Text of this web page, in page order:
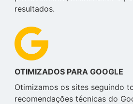
resultados.
OTIMIZADOS PARA GOOGLE
Otimizamos os sites seguindo
recomendações técnicas do